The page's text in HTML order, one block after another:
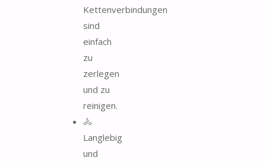
Kettenverbindungen
sind
einfach
zu
zerlegen
und zu
reinigen.
🚴
Langlebig
und